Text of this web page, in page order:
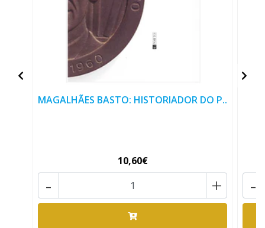
MAGALHÃES BASTO: HISTORIADOR DO P..
10,60€
+
- -